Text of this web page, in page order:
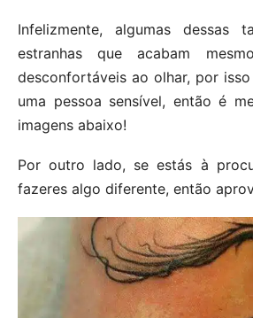
Infelizmente, algumas dessas
estranhas que acabam
desconfortáveis ao olhar, por
uma pessoa sensível, então é
imagens abaixo!
Por outro lado, se estás à
fazeres algo diferente, então